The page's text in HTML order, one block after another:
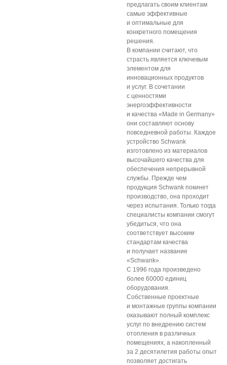
предлагать своим клиентам
самые эффективные
и оптимальные для
конкретного помещения
решения.
В компании считают, что
страсть является ключевым
элементом для
инновационных продуктов
и услуг. В сочетании
с ценностями
энергоэффективности
и качества «Made in Germany»
они составляют основу
повседневной работы. Каждое
устройство Schwank
изготовлено из материалов
высочайшего качества для
обеспечения непрерывной
службы. Прежде чем
продукция Schwank покинет
производство, она проходит
через испытания. Только тогда
специалисты компании смогут
убедиться, что она
соответствует высоким
стандартам качества
и получает название
«Schwank».
С 1996 года произведено
более 60000 единиц
оборудования.
Собственные проектные
и монтажные группы компании
оказывают полный комплекс
услуг по внедрению систем
отопления в различных
помещениях, а накопленный
за 2 десятилетия работы опыт
позволяет достигать